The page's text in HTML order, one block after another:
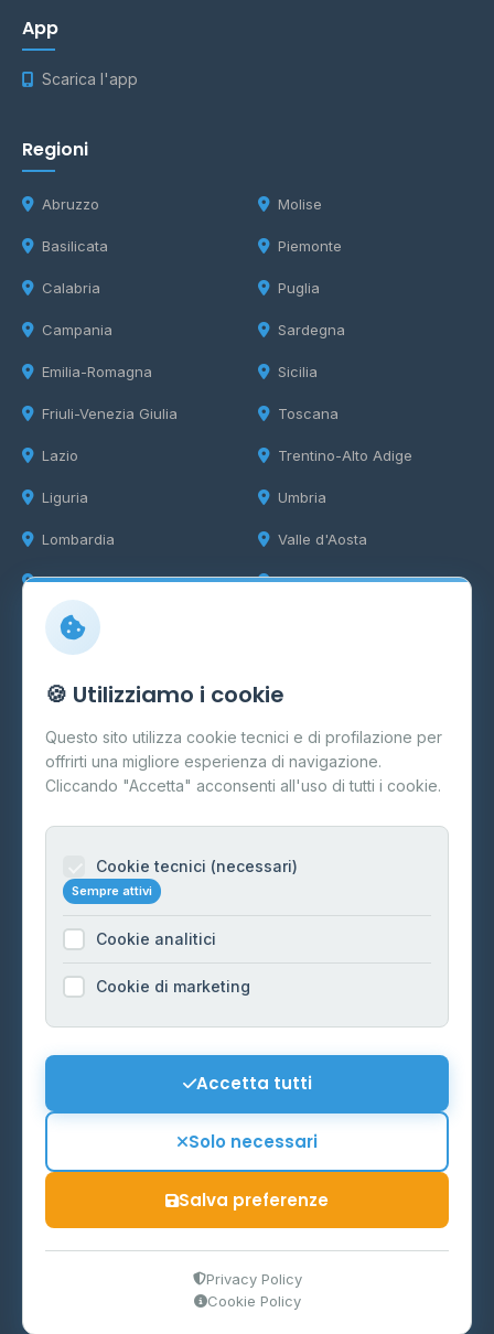
App
Scarica l'app
Regioni
Abruzzo
Basilicata
Calabria
Campania
Emilia-Romagna
Friuli-Venezia Giulia
Lazio
Liguria
Lombardia
Marche
Molise
Piemonte
Puglia
Sardegna
Sicilia
Toscana
Trentino-Alto Adige
Umbria
Valle d'Aosta
Veneto
Info
Cos'è il GPL
FAQ
Contatti
Informazioni legali
Cookie Policy
Preferenze Cookie
Mappa del sito
P.IVA 03859300364
Ministero delle Imprese e del Made in Italy
🍪 Utilizziamo i cookie
Questo sito utilizza cookie tecnici e di profilazione per
offrirti una migliore esperienza di navigazione.
Cliccando "Accetta" acconsenti all'uso di tutti i cookie.
Cookie tecnici (necessari)
Sempre attivi
Cookie analitici
Cookie di marketing
Accetta tutti
Solo necessari
Salva preferenze
Privacy Policy
Cookie Policy